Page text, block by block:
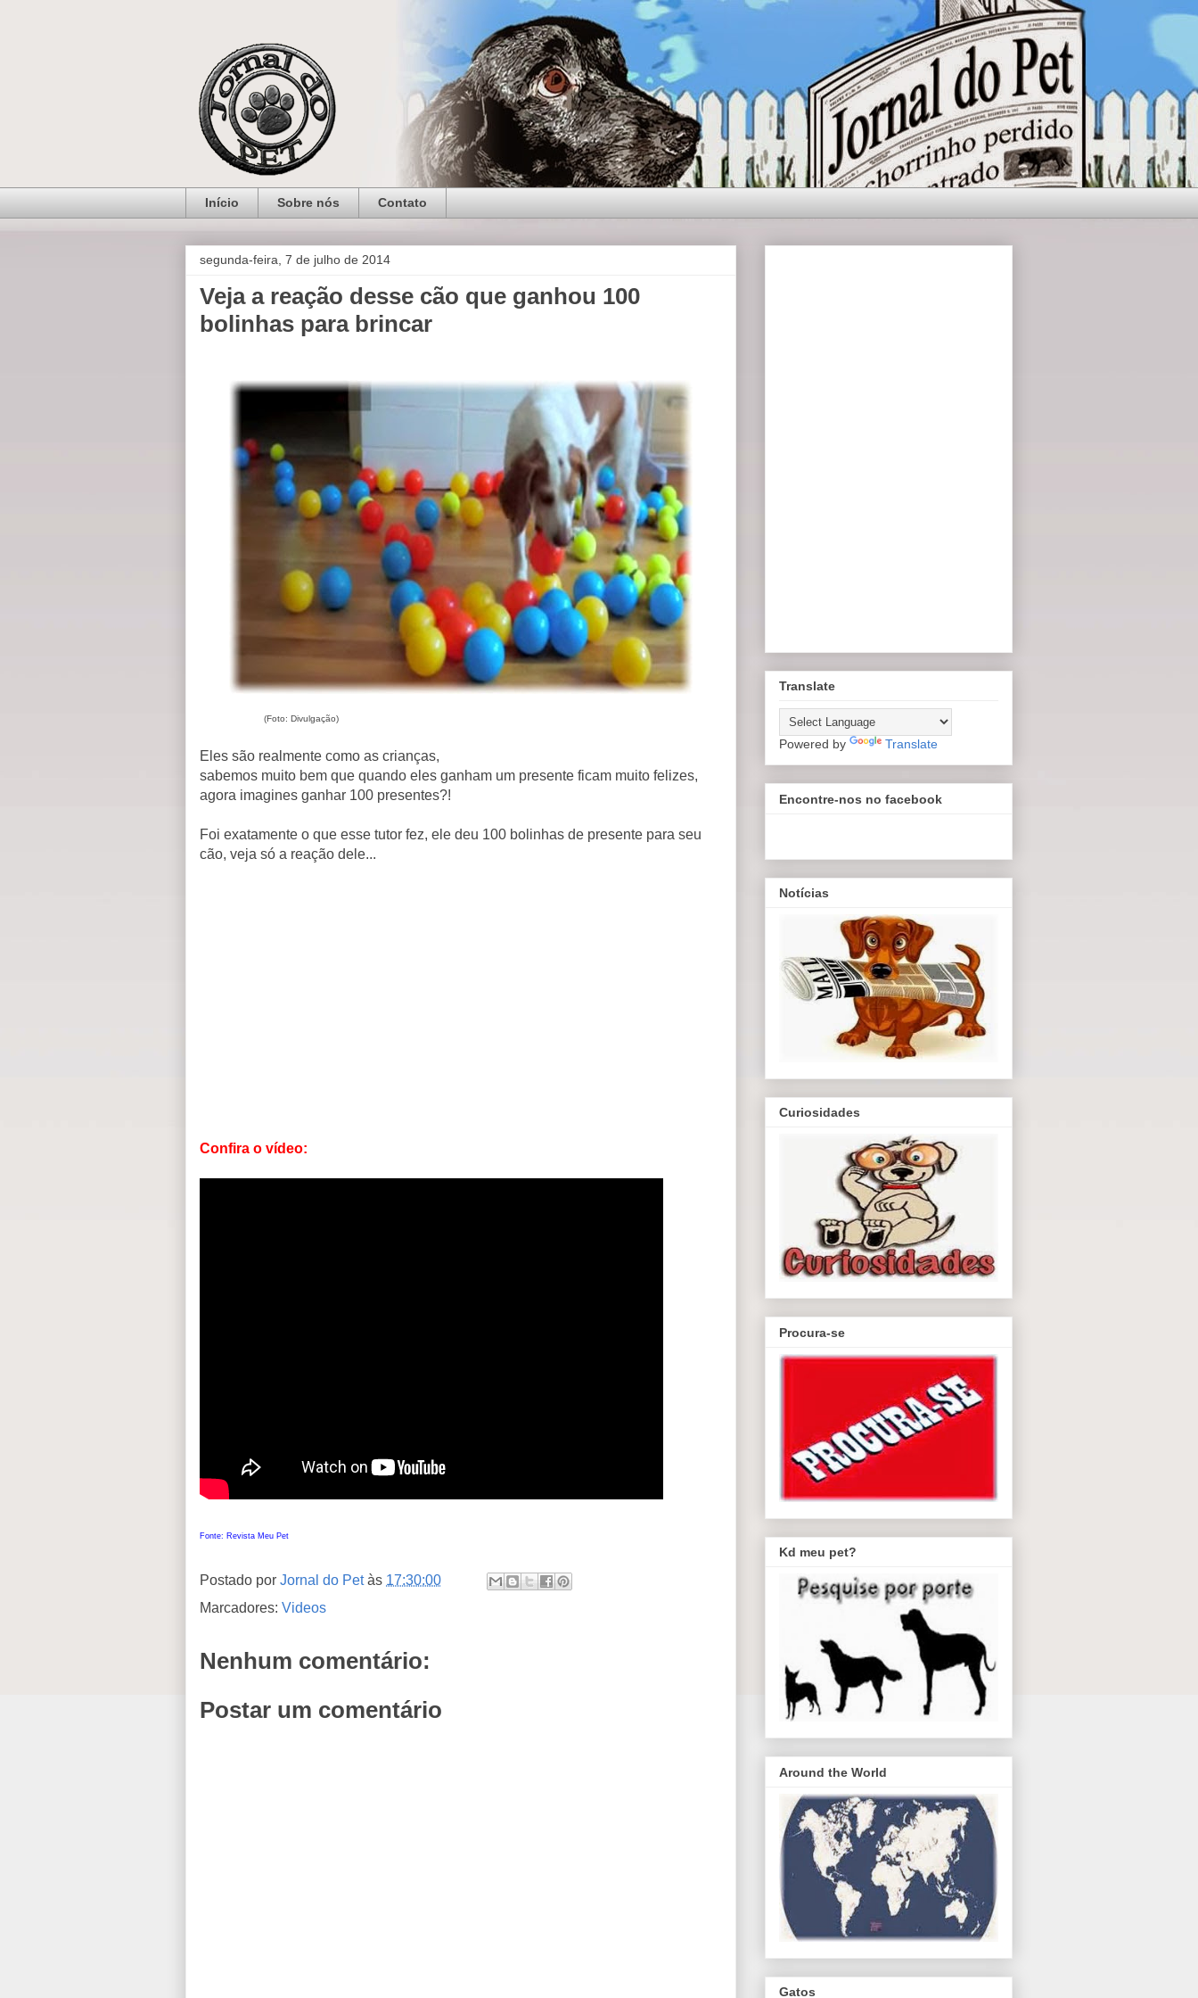
Início Sobre nós Contato
segunda-feira, 7 de julho de 2014
Veja a reação desse cão que ganhou 100
bolinhas para brincar
(Foto: Divulgação)
Eles são realmente como as crianças,
sabemos muito bem que quando eles ganham um presente ficam muito felizes,
agora imagines ganhar 100 presentes?!
Foi exatamente o que esse tutor fez, ele deu 100 bolinhas de presente para seu
cão, veja só a reação dele...
Confira o vídeo:
Fonte: Revista Meu Pet
Postado por Jornal do Pet às 17:30:00
Marcadores: Videos
Nenhum comentário:
Postar um comentário
Translate
Powered by Translate
Encontre-nos no facebook
Notícias
Curiosidades
Procura-se
Kd meu pet?
Around the World
Gatos